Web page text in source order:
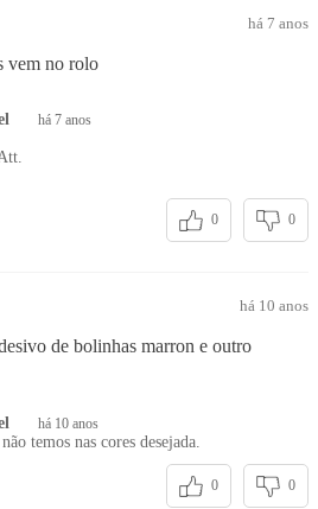
há 7 anos
vem no rolo
há 7 anos
0 0
há 10 anos
de bolinhas marron e outro
há 10 anos
temos nas cores desejada.
0 0